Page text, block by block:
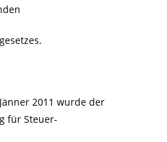
2011 wurde der
für Steuer-